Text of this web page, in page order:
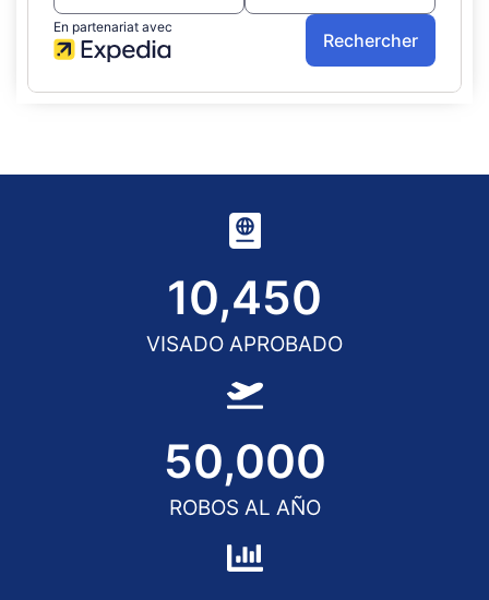
VISADO APROBADO
10,450
ROBOS AL AÑO
50,000